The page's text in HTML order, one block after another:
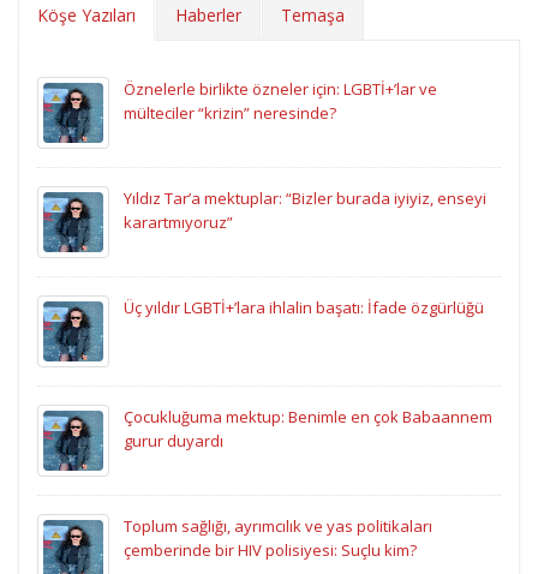
Köşe Yazıları Haberler Temaşa
Öznelerle birlikte özneler için: LGBTİ+’lar ve
mülteciler “krizin” neresinde?
Yıldız Tar’a mektuplar: “Bizler burada iyiyiz, enseyi
karartmıyoruz”
Üç yıldır LGBTİ+’lara ihlalin başatı: İfade özgürlüğü
Çocukluğuma mektup: Benimle en çok Babaannem
gurur duyardı
Toplum sağlığı, ayrımcılık ve yas politikaları
çemberinde bir HIV polisiyesi: Suçlu kim?